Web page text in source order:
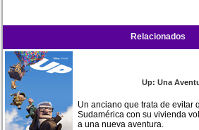
Relacionados
Up: Una
Un anciano que trata de evitar
Sudamérica con su vivienda
a una nueva aventura.